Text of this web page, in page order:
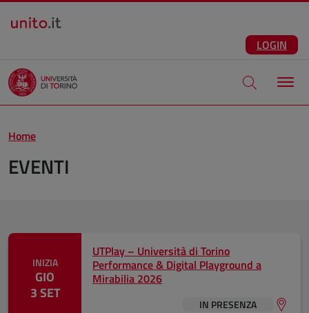
Salta al contenuto principale
LOGIN
Apri modale
Home
EVENTI
Eventi in evidenza
INIZIA
GIO
3 SET
UTPlay – Università di Torino
Performance & Digital Playground a
Mirabilia 2026
IN PRESENZA